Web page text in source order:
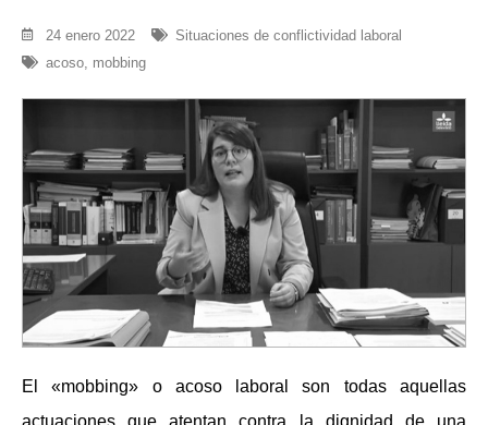
24 enero 2022
Situaciones de conflictividad laboral
acoso mobbing
El «mobbing» o acoso laboral son todas aquellas
actuaciones que atentan contra la dignidad de una